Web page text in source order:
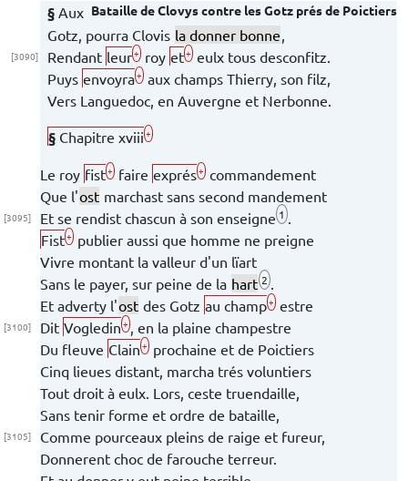
Bataille deClovyscontre les Gotz prés de Poictiers
§ Aux
Gotz, pourra Clovis la donner bonne
[3090] Rendant leur+ roy et+ eulx tous desconfitz.
Puys envoyra+ aux champs Thierry , son filz,
Vers Languedoc , en Auvergne et Nerbonne
§ Chapitrexviii+
Le roy fist+ faire exprés+ commandement
Que l'ost marchast sans second mandement
[3095] Et se rendist chascun à son enseigne 1
Fist+ publier aussi que homme ne preigne
Vivre montant la valleur d'un lïart
Sans le payer, sur peine de la hart 2
Et adverty l'ost des Gotz au champ+ estre
[3100] Dit Vogledin +
, en la plaine champestre
Du fleuve Clain + prochaine et de Poictiers
Cinq lieues distant, marcha trés voluntiers
Tout droit à eulx. Lors, ceste truendaille,
Sans tenir forme et ordre de bataille,
[3105]
Comme pourceaux pleins de raige et fureur,
Donnerent choc de farouche terreur.